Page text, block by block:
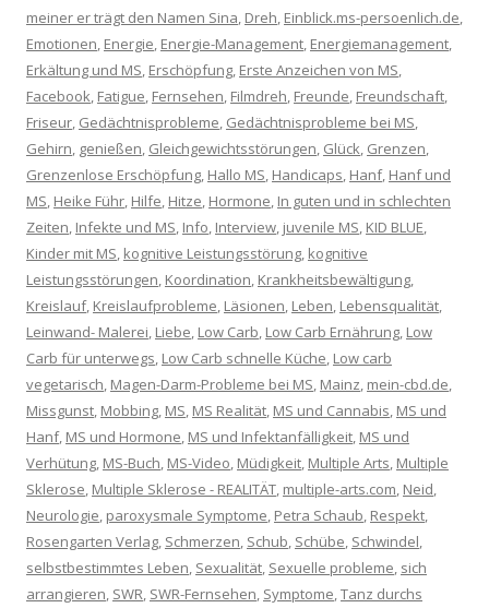
meiner er trägt den Namen Sina, Dreh, Einblick.ms-persoenlich.de,
Emotionen, Energie, Energie-Management, Energiemanagement,
Erkältung und MS, Erschöpfung, Erste Anzeichen von MS,
Facebook, Fatigue, Fernsehen, Filmdreh, Freunde, Freundschaft,
Friseur, Gedächtnisprobleme, Gedächtnisprobleme bei MS,
Gehirn, genießen, Gleichgewichtsstörungen, Glück, Grenzen,
Grenzenlose Erschöpfung, Hallo MS, Handicaps, Hanf, Hanf und
MS, Heike Führ, Hilfe, Hitze, Hormone, In guten und in schlechten
Zeiten, Infekte und MS, Info, Interview, juvenile MS, KID BLUE,
Kinder mit MS, kognitive Leistungsstörung, kognitive
Leistungsstörungen, Koordination, Krankheitsbewältigung,
Kreislauf, Kreislaufprobleme, Läsionen, Leben, Lebensqualität,
Leinwand- Malerei, Liebe, Low Carb, Low Carb Ernährung, Low
Carb für unterwegs, Low Carb schnelle Küche, Low carb
vegetarisch, Magen-Darm-Probleme bei MS, Mainz, mein-cbd.de,
Missgunst, Mobbing, MS, MS Realität, MS und Cannabis, MS und
Hanf, MS und Hormone, MS und Infektanfälligkeit, MS und
Verhütung, MS-Buch, MS-Video, Müdigkeit, Multiple Arts, Multiple
Sklerose, Multiple Sklerose - REALITÄT, multiple-arts.com, Neid,
Neurologie, paroxysmale Symptome, Petra Schaub, Respekt,
Rosengarten Verlag, Schmerzen, Schub, Schübe, Schwindel,
selbstbestimmtes Leben, Sexualität, Sexuelle probleme, sich
arrangieren, SWR, SWR-Fernsehen, Symptome,Tanz durchs